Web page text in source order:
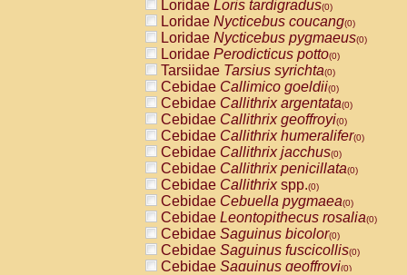
Loridae Loris tardigradus(0)
Loridae Nycticebus coucang(0)
Loridae Nycticebus pygmaeus(0)
Loridae Perodicticus potto(0)
Tarsiidae Tarsius syrichta(0)
Cebidae Callimico goeldii(0)
Cebidae Callithrix argentata(0)
Cebidae Callithrix geoffroyi(0)
Cebidae Callithrix humeralifer(0)
Cebidae Callithrix jacchus(0)
Cebidae Callithrix penicillata(0)
Cebidae Callithrixspp.(0)
Cebidae Cebuella pygmaea(0)
Cebidae Leontopithecus rosalia(0)
Cebidae Saguinus bicolor(0)
Cebidae Saguinus fuscicollis(0)
Cebidae Saguinus geoffroyi(0)